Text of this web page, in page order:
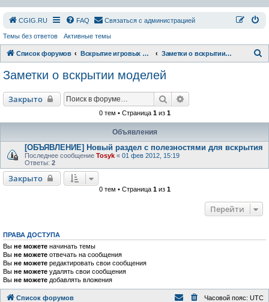
СGIG.RU FAQ Связаться с администрацией
Темы без ответов Активные темы
Список форумов Вскрытие игровых ресурсов Заметки о вскрытии моделей
Заметки о вскрытии моделей
Закрыто Поиск
0 тем • Страница 1из 1
Объявления
[ОБЪЯВЛЕНИЕ] Новый раздел с полезностями для вскрытия
Последнее сообщение Tosyk « 01 фев 2012, 15:19
Ответы: 2
Закрыто
0 тем • Страница 1из 1
Перейти
ПРАВА ДОСТУПА
Вы не можете начинать темы
Вы не можете отвечать на сообщения
Вы не можете редактировать свои сообщения
Вы не можете удалять свои сообщения
Вы не можете добавлять вложения
Список форумов Часовой пояс: UTC